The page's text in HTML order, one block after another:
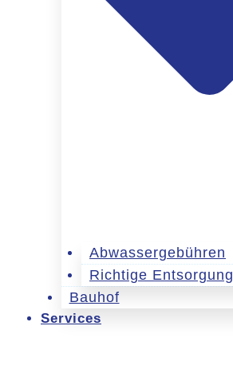
Abwassergebühren
Richtige Entsorgung
Bauhof
Services